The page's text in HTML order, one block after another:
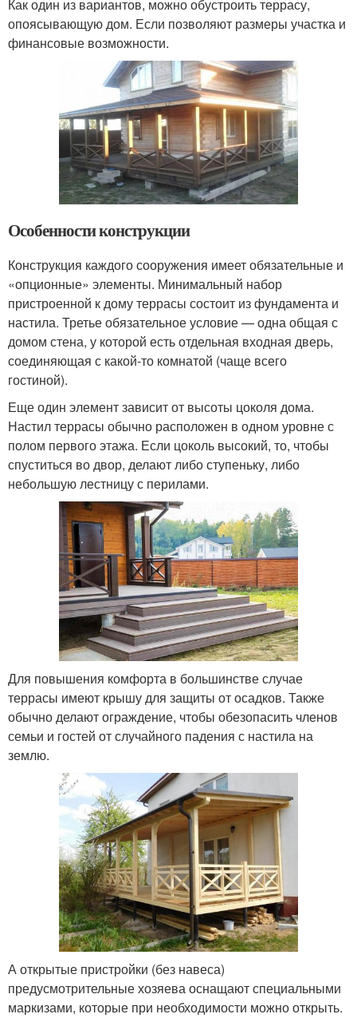
Как один из вариантов, можно обустроить террасу,
опоясывающую дом. Если позволяют размеры участка и
финансовые возможности.
Особенности конструкции
Конструкция каждого сооружения имеет обязательные и
«опционные» элементы. Минимальный набор
пристроенной к дому террасы состоит из фундамента и
настила. Третье обязательное условие — одна общая с
домом стена, у которой есть отдельная входная дверь,
соединяющая с какой-то комнатой (чаще всего
гостиной).
Еще один элемент зависит от высоты цоколя дома.
Настил террасы обычно расположен в одном уровне с
полом первого этажа. Если цоколь высокий, то, чтобы
спуститься во двор, делают либо ступеньку, либо
небольшую лестницу с перилами.
Для повышения комфорта в большинстве случае
террасы имеют крышу для защиты от осадков. Также
обычно делают ограждение, чтобы обезопасить членов
семьи и гостей от случайного падения с настила на
землю.
А открытые пристройки (без навеса)
предусмотрительные хозяева оснащают специальными
маркизами, которые при необходимости можно открыть.